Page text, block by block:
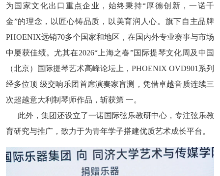
为国家文化出口重点企业，始终秉持“厚德创新，一诺千
金”的理念，以匠心铸品质，以美育润人心。旗下自主品牌
PHOENIX远销70多个国家和地区，在国内外专业赛事与市场
中屡获佳绩。尤其在2026“上海之春”国际提琴文化周及中国
（北京）国际提琴艺术高峰论坛上，PHOENIX OVD901系列
经多位顶 级交响乐团首席演奏家盲测，凭借卓越音质连续三
次超越意大利制琴师作品，斩获第 一。
此外，集团还设立了一诺国际弦乐教研中心，专注弦乐教
育研究与推广，致力于为青年学子搭建优质艺术成长平台。